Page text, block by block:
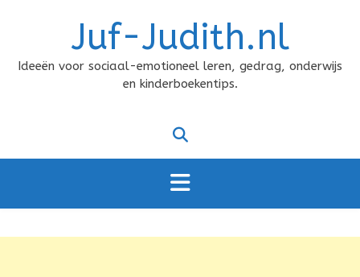
Juf-Judith.nl
Ideeën voor sociaal-emotioneel leren, gedrag, onderwijs
en kinderboekentips.